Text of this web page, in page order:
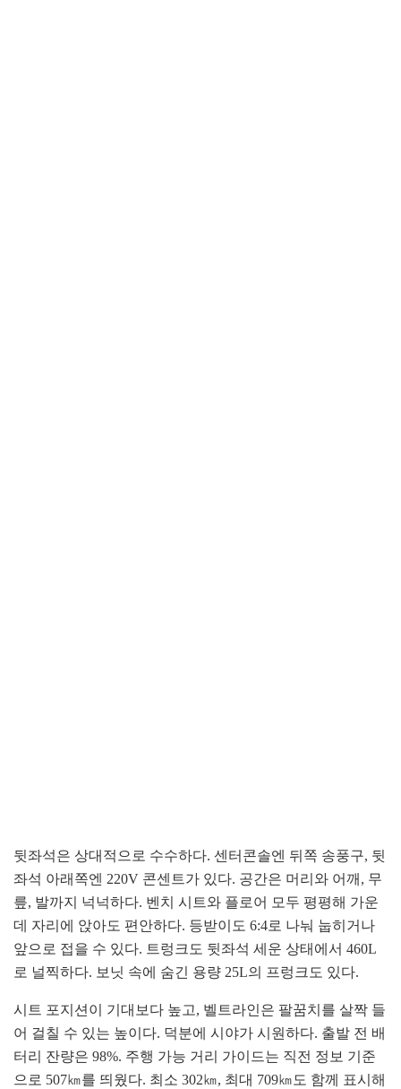
뒷좌석은 상대적으로 수수하다. 센터콘솔엔 뒤쪽 송풍구, 뒷
좌석 아래쪽엔 220V 콘센트가 있다. 공간은 머리와 어깨, 무
릎, 발까지 넉넉하다. 벤치 시트와 플로어 모두 평평해 가운
데 자리에 앉아도 편안하다. 등받이도 6:4로 나눠 눕히거나
앞으로 접을 수 있다. 트렁크도 뒷좌석 세운 상태에서 460L
로 널찍하다. 보닛 속에 숨긴 용량 25L의 프렁크도 있다.
시트 포지션이 기대보다 높고, 벨트라인은 팔꿈치를 살짝 들
어 걸칠 수 있는 높이다. 덕분에 시야가 시원하다. 출발 전 배
터리 잔량은 98%. 주행 가능 거리 가이드는 직전 정보 기준
으로 507㎞를 띄웠다. 최소 302㎞, 최대 709㎞도 함께 표시해